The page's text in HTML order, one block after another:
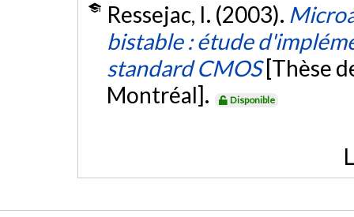
Ressejac, I. (2003).
bistable : étude
standard CMOS [Thèse
Montréal].
Disponible